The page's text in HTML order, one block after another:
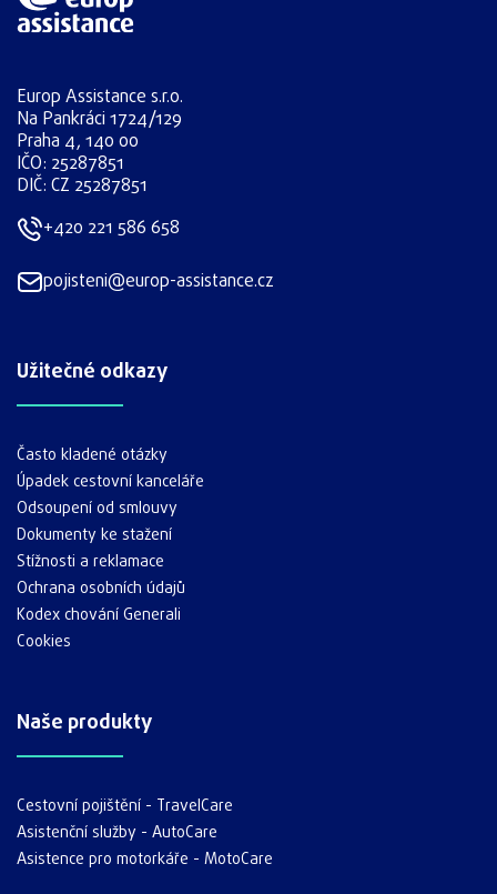
Europ Assistance s.r.o.
Na Pankráci 1724/129
Praha 4, 140 00
IČO: 25287851
DIČ: CZ 25287851
+420 221 586 658
pojisteni@europ-assistance.cz
Užitečné odkazy
Často kladené otázky
Úpadek cestovní kanceláře
Odsoupení od smlouvy
Dokumenty ke stažení
Stížnosti a reklamace
Ochrana osobních údajů
Kodex chování Generali
Cookies
Naše produkty
Cestovní pojištění - TravelCare
Asistenční služby - AutoCare
Asistence pro motorkáře - MotoCare